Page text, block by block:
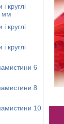
круглі
мм
круглі
круглі
6
8
10